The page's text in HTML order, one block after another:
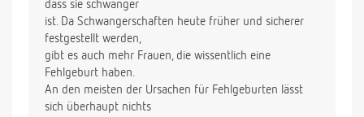
dass sie schwanger
ist. Da Schwangerschaften heute früher und sicherer
festgestellt werden,
gibt es auch mehr Frauen, die wissentlich eine
Fehlgeburt haben.
An den meisten der Ursachen für Fehlgeburten lässt
sich überhaupt nichts